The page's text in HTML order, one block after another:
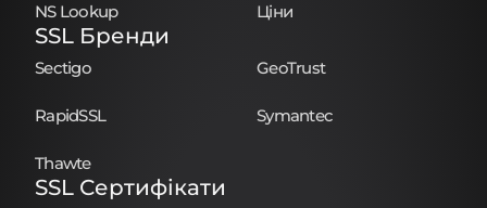
NS Lookup Ціни
SSL Бренди
Sectigo GeoTrust
RapidSSL Symantec
Thawte
SSL Сертифікати